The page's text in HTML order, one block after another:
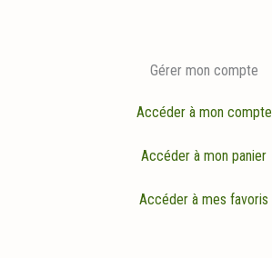
Gérer mon compte
Accéder à mon compte
Accéder à mon panier
Accéder à mes favoris